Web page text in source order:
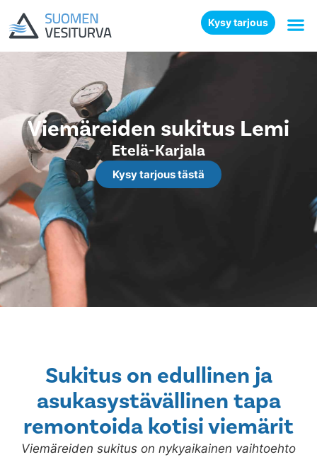
Kysy tarjous
Viemäreiden sukitus Lemi
Etelä-Karjala
Kysy tarjous tästä
Sukitus on edullinen ja
asukasystävällinen tapa
remontoida kotisi viemärit
Viemäreiden sukitus on nykyaikainen vaihtoehto